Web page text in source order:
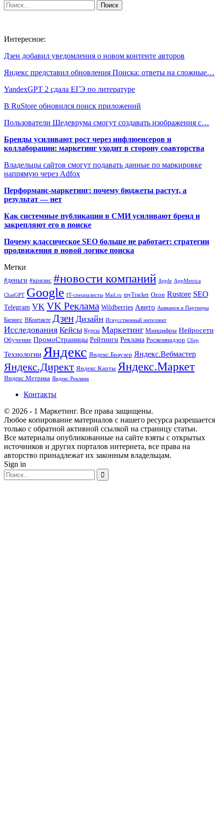
Интересное:
Дзен добавил уведомления о новом контенте авторов
Яндекс представил обновления Поиска: ответы на сложные…
YandexGPT 2 сдала ЕГЭ по литературе
В RuStore обновился поиск приложений
Пользователи Шедеврума смогут создавать изображения с…
Бренды усиливают рост через инфлюенсеров и
коллаборации: маркетинг уходит в сторону соавторства
Владельцы сайтов смогут подавать данные по маркировке
напрямую через Adfox
Перформанс-маркетинг: почему бюджеты растут, а
результат — нет
Как системные публикации в СМИ усиливают бренд и
закрепляют его в поиске
Почему классическое SEO больше не работает: стратегии
продвижения в новой логике поиска
Метки
#деньги #кризис #новости компаний Apple AppMetrica
ChatGPT Google IT-специалисты Mail.ru myTracker Ozon Rustore SEO
Telegram VK VK Реклама Wildberries Авито Ашманов и Партнеры
Бизнес ВКонтакте Дзен Дизайн Искусственный интеллект
Исследования Кейсы Курсы Маркетинг Минцифры Нейросети
Обучение ПромоСтраницы Рейтинги Реклама Роскомнадзор Сбер
Технологии Яндекс Яндекс.Браузер Яндекс.Вебмастер
Яндекс.Директ Яндекс.Карты Яндекс.Маркет
Яндекс.Метрика Яндекс Реклама
Контакты
© 2026 - 1 Маркетинг. Все права защищены.
Любое копирование материалов с нашего ресурса разрешается
только с обратной активной ссылкой на страницу статьи.
Все материалы опубликованные на сайте взяты с открытых
источников и других порталов интернета, все права на
авторство принадлежат их законным владельцам.
Sign in